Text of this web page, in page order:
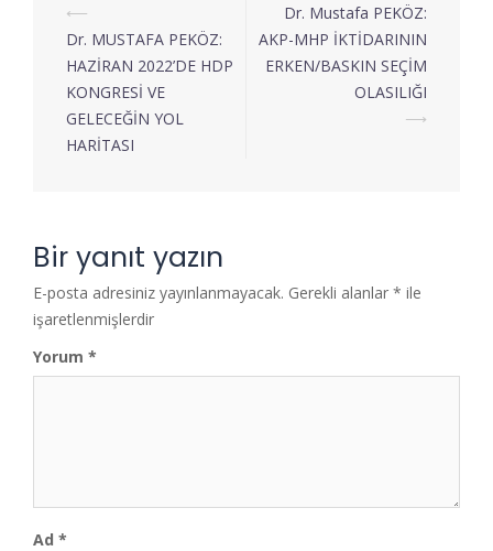
⟵
Dr. MUSTAFA PEKÖZ:
HAZİRAN 2022’DE HDP
KONGRESİ VE
GELECEĞİN YOL
HARİTASI
Dr. Mustafa PEKÖZ:
AKP-MHP İKTİDARININ
ERKEN/BASKIN SEÇİM
OLASILIĞI
⟶
Bir yanıt yazın
E-posta adresiniz yayınlanmayacak. Gerekli alanlar * ile
işaretlenmişlerdir
Yorum *
Ad *